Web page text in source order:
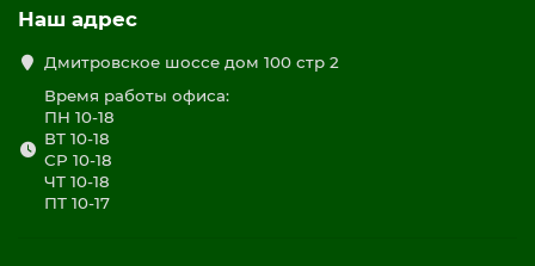
Наш адрес
Дмитровское шоссе дом 100 стр 2
Время работы офиса:
ПН 10-18
ВТ 10-18
СР 10-18
ЧТ 10-18
ПТ 10-17